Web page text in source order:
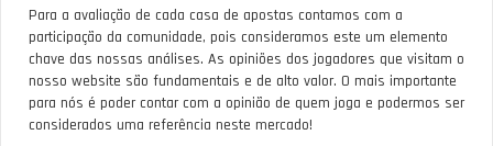
Para a avaliação de cada casa de apostas contamos com a
participação da comunidade, pois consideramos este um elemento
chave das nossas análises. As opiniões dos jogadores que visitam o
nosso website são fundamentais e de alto valor. O mais importante
para nós é poder contar com a opinião de quem joga e podermos ser
considerados uma referência neste mercado!